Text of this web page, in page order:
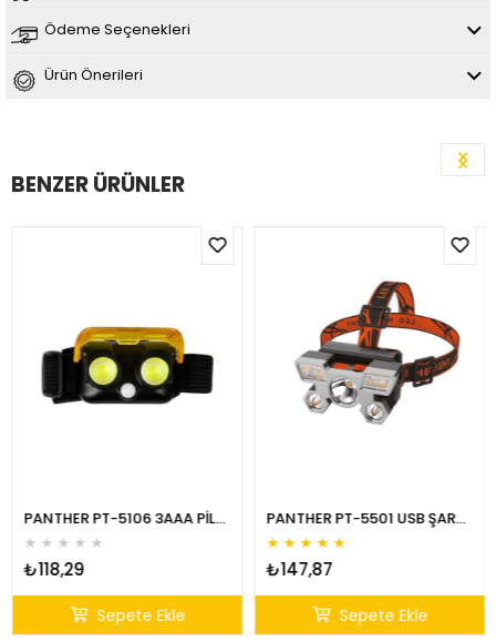
Ödeme Seçenekleri
Ürün Önerileri
BENZER ÜRÜNLER
PANTHER PT-5106 3AAA PİLLİ KAFA LAMBASI
★★★★★
₺118,29
Sepete Ekle
PANTHER PT-5501 USB ŞARJLI KAFA LAMBASI
★★★★★
₺147,87
Sepete Ekle